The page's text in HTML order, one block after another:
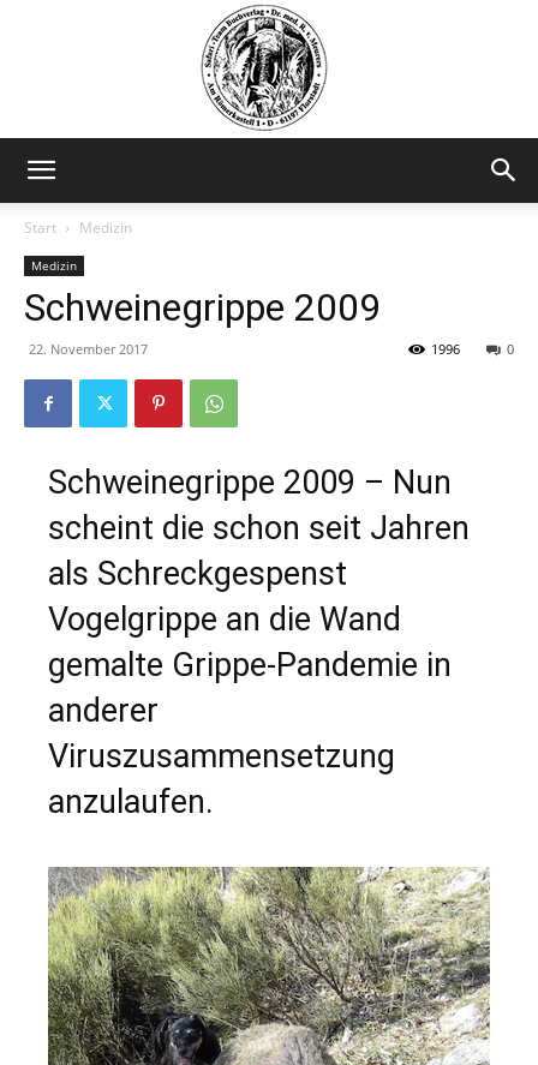
Start
Medizin
Medizin
Schweinegrippe 2009
22. November 2017 0
1996
Schweinegrippe 2009 – Nun
scheint die schon seit Jahren
als Schreckgespenst
Vogelgrippe an die Wand
gemalte Grippe-Pandemie in
anderer
Viruszusammensetzung
anzulaufen.